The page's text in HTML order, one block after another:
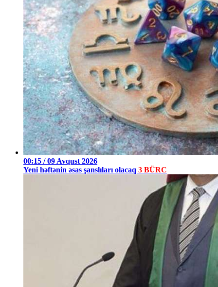
00:15 / 09 Avqust 2026
Yeni həftənin əsas şanslıları olacaq 3 BÜRC